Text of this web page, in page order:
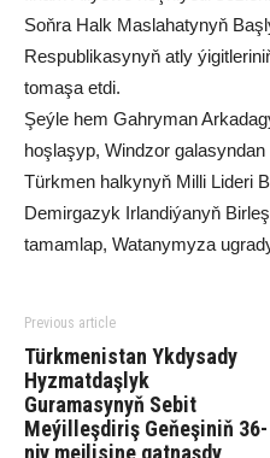
Soňra Halk Maslahatynyň
Respublikasynyň atly
tomaşa etdi.
Şeýle hem Gahryman
hoşlaşyp, Windzor galasyndan
Türkmen halkynyň Milli Lideri
Demirgazyk Irlandiýanyň
tamamlap, Watanymyza
Previous article
Türkmenistan Ykdysady
Hyzmatdaşlyk
Guramasynyň Sebit
Meýilleşdiriş Geňeşiniň 36-